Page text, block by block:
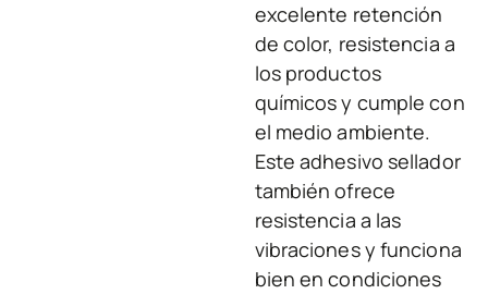
excelente retención
de color, resistencia a
los productos
químicos y cumple con
el medio ambiente.
Este adhesivo sellador
también ofrece
resistencia a las
vibraciones y funciona
bien en condiciones